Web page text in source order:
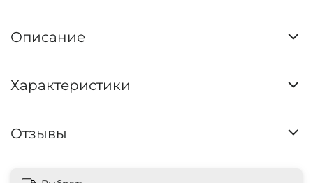
Описание
Характеристики
Отзывы